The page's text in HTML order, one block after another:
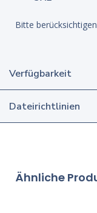
Bitte
Verfügbarkeit
Dateirichtlinien
Ähnliche